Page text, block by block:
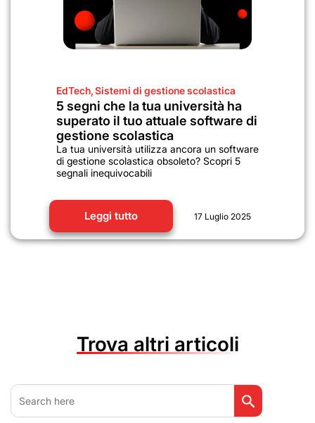
EdTech,Sistemi di gestione scolastica
5 segni che la tua università ha
superato il tuo attuale software di
gestione scolastica
La tua università utilizza ancora un software
di gestione scolastica obsoleto? Scopri 5
segnali inequivocabili
Leggi tutto 17 Luglio 2025
Trova altri articoli
Search
for:
Search Button